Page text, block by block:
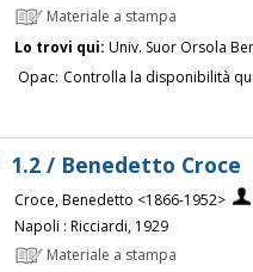
Materiale a stampa
Lo trovi qui: Univ. Suor Orsola
Opac: Controlla la disponibilità
1.2 / Benedetto Croce
Croce, Benedetto <1866-1952>
Napoli : Ricciardi, 1929
Materiale a stampa